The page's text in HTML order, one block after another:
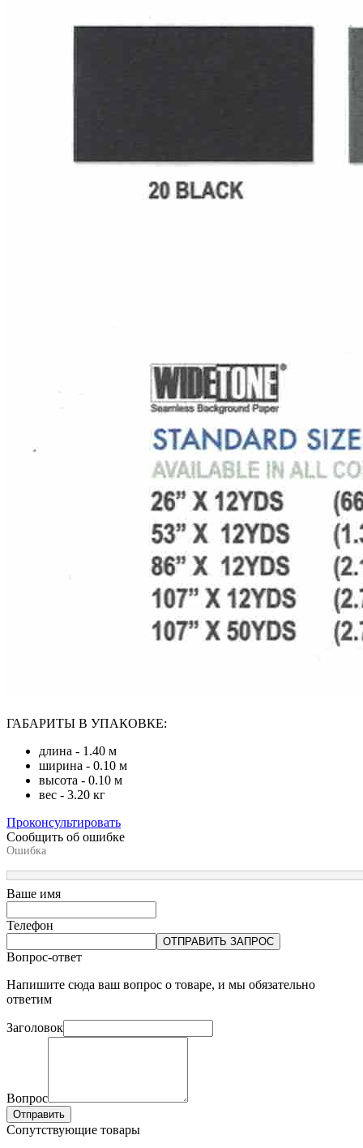
ГАБАРИТЫ В УПАКОВКЕ:
длина - 1.40 м
ширина - 0.10 м
высота - 0.10 м
вес - 3.20 кг
Проконсультировать
Сообщить об ошибке
Ошибка
Ваше имя
Телефон
ОТПРАВИТЬ ЗАПРОС
Вопрос-ответ
Напишите сюда ваш вопрос о товаре, и мы обязательно
ответим
Заголовок
Вопрос
Отправить
Сопутствующие товары